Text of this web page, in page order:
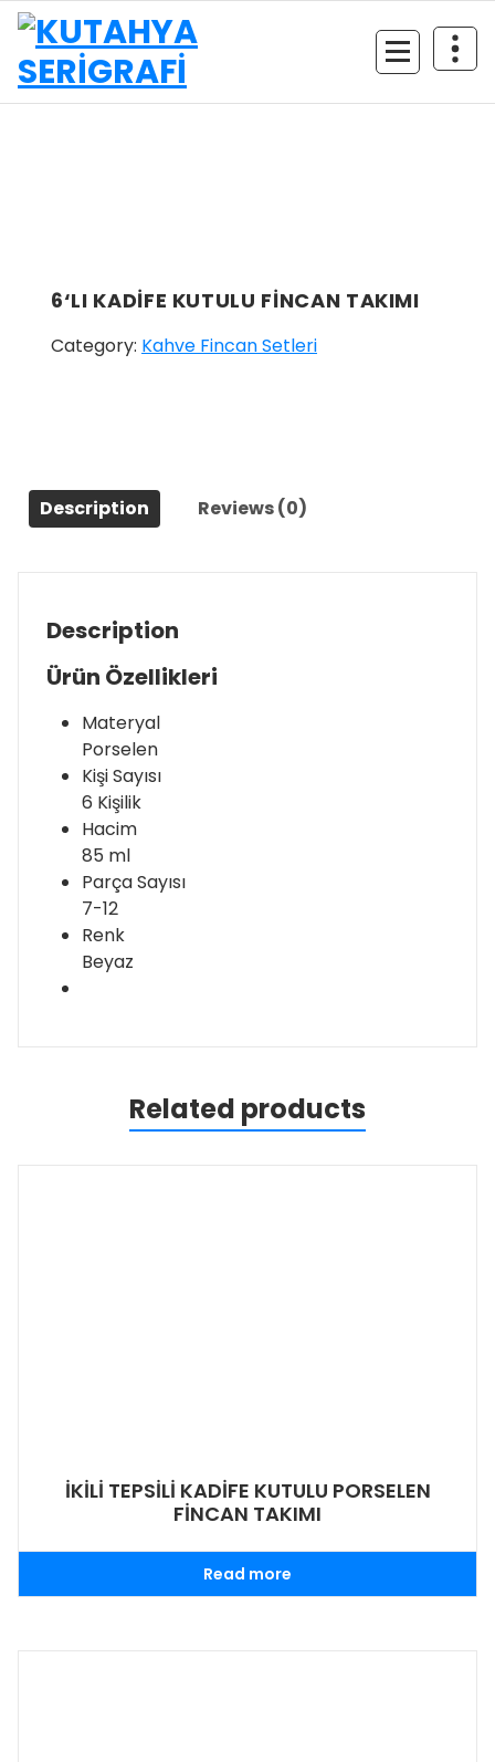
İçeriğe
geç
6‘LI KADİFE KUTULU FİNCAN TAKIMI
Category: Kahve Fincan Setleri
Description Reviews (0)
Description
Ürün Özellikleri
Materyal
Porselen
Kişi Sayısı
6 Kişilik
Hacim
85 ml
Parça Sayısı
7-12
Renk
Beyaz
Related products
İKİLİ TEPSİLİ KADİFE KUTULU PORSELEN
FİNCAN TAKIMI
Read more